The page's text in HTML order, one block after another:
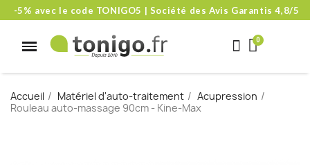
-5% avec le code TONIGO5 | Société des Avis Garantis 4,8/5
Accueil Matériel d'auto-traitement
Acupression
Rouleau auto-massage 90cm - Kine-Max